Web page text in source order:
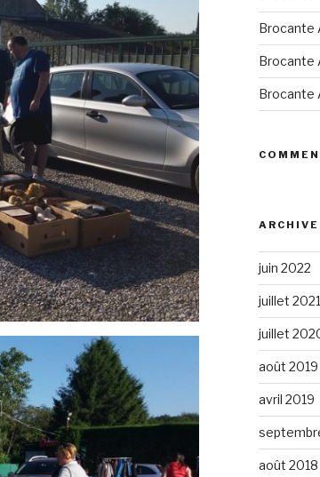
Brocante
Brocante
Brocante
juin 2022
juillet 2021
juillet
août 2019
avril 2019
août 2018